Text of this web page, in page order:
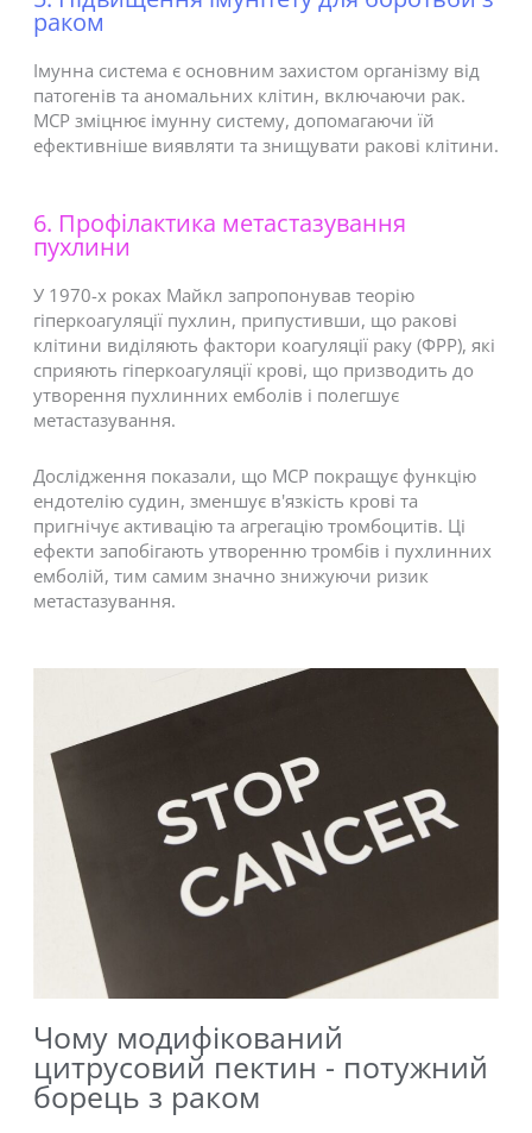
раком
Імунна система є основним захистом організму від
патогенів та аномальних клітин, включаючи рак.
MCP зміцнює імунну систему, допомагаючи їй
ефективніше виявляти та знищувати ракові клітини.
6. Профілактика метастазування
пухлини
У 1970-х роках Майкл запропонував теорію
гіперкоагуляції пухлин, припустивши, що ракові
клітини виділяють фактори коагуляції раку (ФРР), які
сприяють гіперкоагуляції крові, що призводить до
утворення пухлинних емболів і полегшує
метастазування.
Дослідження показали, що MCP покращує функцію
ендотелію судин, зменшує в'язкість крові та
пригнічує активацію та агрегацію тромбоцитів. Ці
ефекти запобігають утворенню тромбів і пухлинних
емболій, тим самим значно знижуючи ризик
метастазування.
Чому модифікований
цитрусовий пектин - потужний
борець з раком